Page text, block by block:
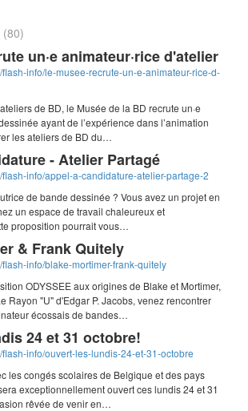
(80)
un·e animateur·rice d'atelier
flash-info/le-musee-recrute-un-e-animateur-rice-d-
de BD, le Musée de la BD recrute un·e
ayant de l’expérience dans l’animation
les ateliers de BD du…
- Atelier Partagé
flash-info/appel-a-candidature-atelier-partage-2
de bande dessinée ? Vous avez un projet en
un espace de travail chaleureux et
proposition pourrait vous…
& Frank Quitely
info/blake-mortimer-frank-quitely
ODYSSEE aux origines de Blake et Mortimer,
Rayon "U" d'Edgar P. Jacobs, venez rencontrer
écossais de bandes…
24 et 31 octobre!
flash-info/ouvert-les-lundis-24-et-31-octobre
les congés scolaires de Belgique et des pays
exceptionnellement ouvert ces lundis 24 et 31
rêvée de venir en…